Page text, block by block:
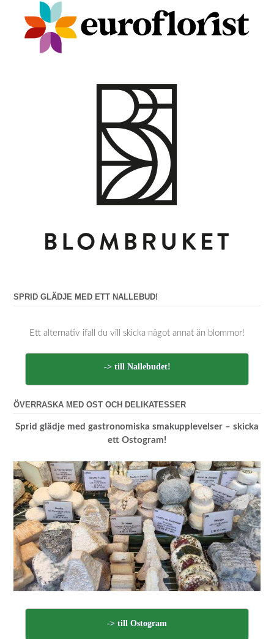
SPRID GLÄDJE MED ETT NALLEBUD!
Ett alternativ ifall du vill skicka något annat än blommor!
-> till Nallebudet!
ÖVERRASKA MED OST OCH DELIKATESSER
Sprid glädje med gastronomiska smakupplevelser – skicka
ett Ostogram!
-> till Ostogram